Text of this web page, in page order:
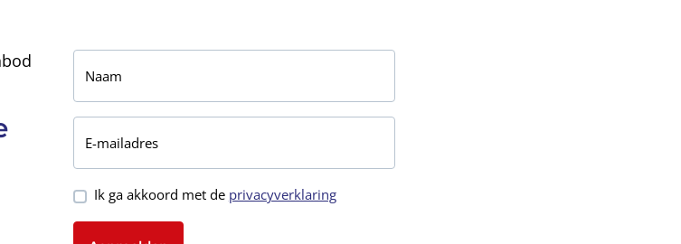
Naam
E-mailadres
Ik ga akkoord met de privacyverklaring